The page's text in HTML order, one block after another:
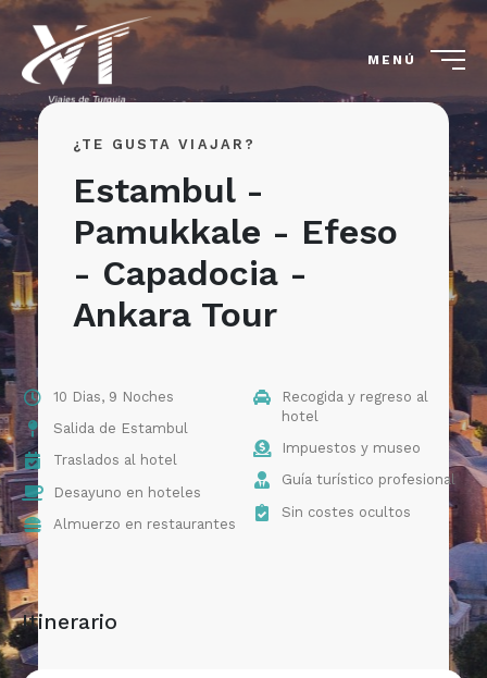
MENÚ
¿TE GUSTA VIAJAR?
Estambul -
Pamukkale - Efeso
- Capadocia -
Ankara Tour
10 Dias, 9 Noches
Salida de Estambul
Traslados al hotel
Desayuno en hoteles
Almuerzo en restaurantes
Recogida y regreso al
hotel
Impuestos y museo
Guía turístico profesional
Sin costes ocultos
Itinerario